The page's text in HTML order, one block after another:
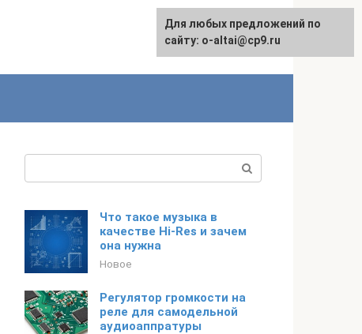
English
Что такое музыка в
качестве Hi-Res и зачем
она нужна
Новое
Регулятор громкости на
реле для самодельной
аудиоаппратуры
Для любых предложений по
сайту: o-altai@cp9.ru